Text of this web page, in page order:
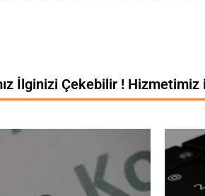
İlginizi Çekebilir !